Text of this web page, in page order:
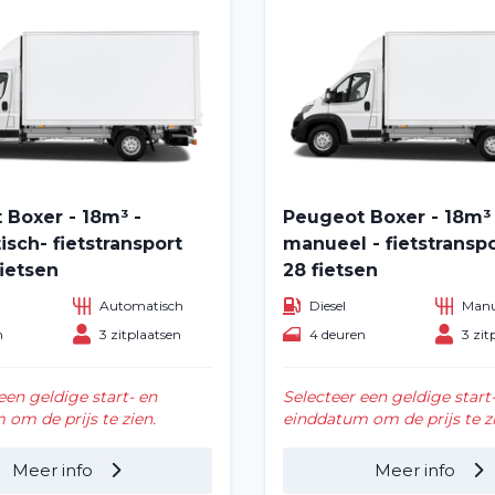
Voertuig huren
- 18m³ -
fietstransport
Automatisch
3 zitplaatsen
geldige start- en
om de prijs te zien.
Meer info
Peugeot Boxer - 18m³
manueel -
28 fietsen
Diesel
4 deuren
3
Selecteer een geldige
einddatum om de prijs te
Meer info